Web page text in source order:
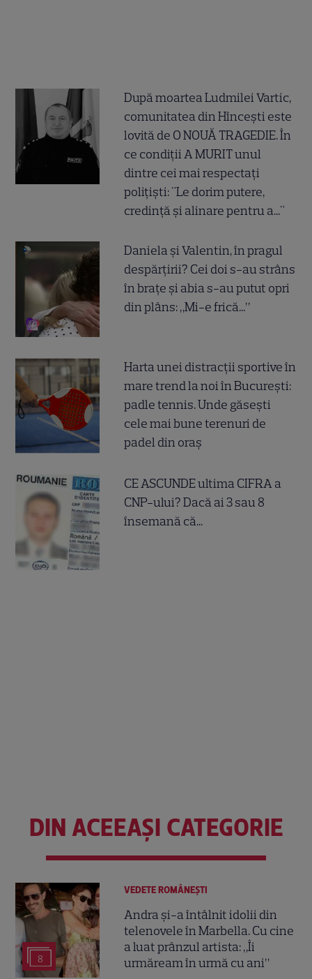
După moartea Ludmilei Vartic,
comunitatea din Hîncești este
lovită de O NOUĂ TRAGEDIE. În
ce condiții A MURIT unul
dintre cei mai respectați
polițiști: "Le dorim putere,
credință și alinare pentru a..."
Daniela și Valentin, în pragul
despărțirii? Cei doi s-au strâns
în brațe și abia s-au putut opri
din plâns: „Mi-e frică...”
Harta unei distracții sportive în
mare trend la noi în București:
padle tennis. Unde găsești
cele mai bune terenuri de
padel din oraș
CE ASCUNDE ultima CIFRA a
CNP-ului? Dacă ai 3 sau 8
însemană că...
DIN ACEEAȘI CATEGORIE
8
VEDETE ROMÂNEŞTI
Andra și-a întâlnit idolii din
telenovele în Marbella. Cu cine
a luat prânzul artista: „Îi
urmăream în urmă cu ani”